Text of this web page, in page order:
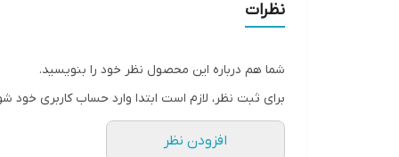
نظرات
شما هم درباره این محصول نظر خود را بنویسید.
برای ثبت نظر، لازم است ابتدا وارد حساب کاربری خود
افزودن نظر